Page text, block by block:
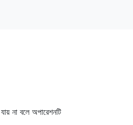
না বলে অপারেশনটি